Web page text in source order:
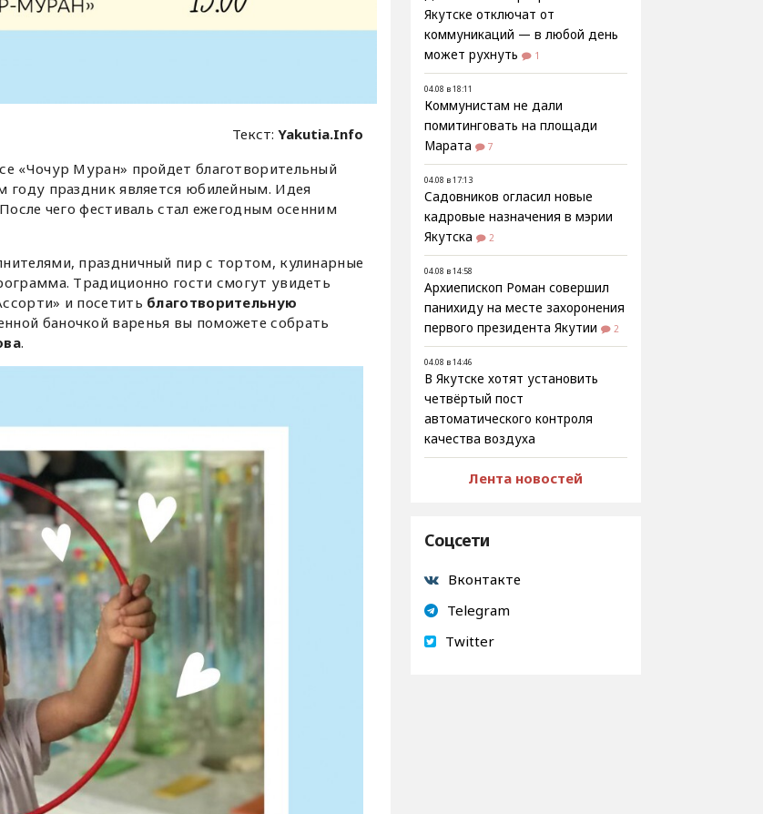
Текст:Yakutia.Info
«Чочур Муран» пройдет благотворительный
году праздник является юбилейным. Идея
чего фестиваль стал ежегодным осенним
праздничный пир с тортом, кулинарные
Традиционно гости смогут увидеть
и посетить благотворительную
баночкой варенья вы поможете собрать
.
Якутске отключат от
коммуникаций — в любой день
может рухнуть
1
04.08 в 18:11
Коммунистам не дали
помитинговать на площади
Марата
7
04.08 в 17:13
Садовников огласил новые
кадровые назначения в мэрии
Якутска
2
04.08 в 14:58
Архиепископ Роман совершил
панихиду на месте захоронения
первого президента Якутии
2
04.08 в 14:46
В Якутске хотят установить
четвёртый пост
автоматического контроля
качества воздуха
Лента новостей
Соцсети
Вконтакте
Telegram
Twitter